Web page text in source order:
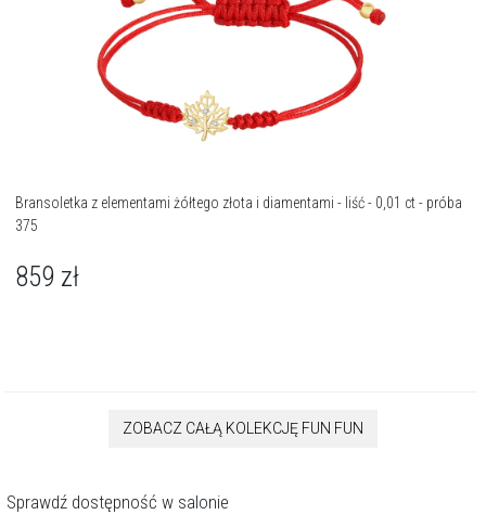
Bransoletka z elementami żółtego złota i diamentami - liść - 0,01 ct - próba
375
859 zł
ZOBACZ CAŁĄ KOLEKCJĘ FUN FUN
Sprawdź dostępność w salonie